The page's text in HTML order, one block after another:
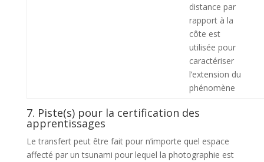
distance par
rapport à la
côte est
utilisée pour
caractériser
l’extension du
phénomène
7. Piste(s) pour la certification des
apprentissages
Le transfert peut être fait pour n’importe quel espace
affecté par un tsunami pour lequel la photographie est